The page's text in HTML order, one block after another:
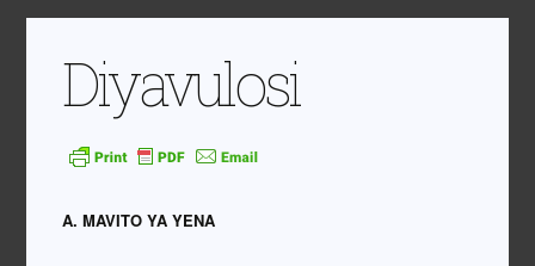
Diyavulosi
A. MAVITO YA YENA